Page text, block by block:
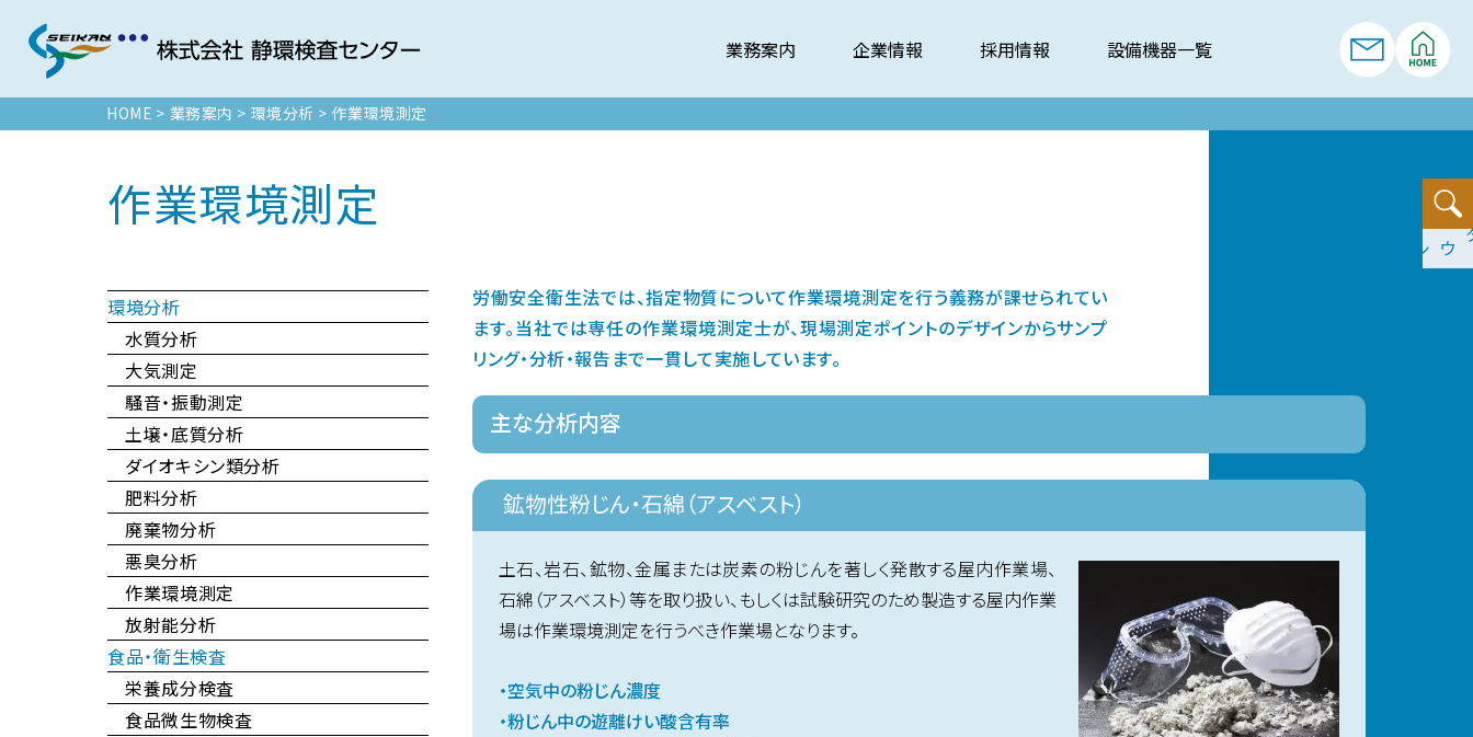
業務案内 企業情報 採用情報 設備機器一覧
HOME > 業務案内 > 環境分析 > 作業環境測定
作業環境測定
環境分析
水質分析
大気測定
騒音・振動測定
土壌・底質分析
ダイオキシン類分析
肥料分析
廃棄物分析
悪臭分析
作業環境測定
放射能分析
食品・衛生検査
栄養成分検査
食品微生物検査
労働安全衛生法では、指定物質について作業環境測定を行う義務が課せられてい
ます。当社では専任の作業環境測定士が、現場測定ポイントのデザインからサンプ
リング・分析・報告まで一貫して実施しています。
主な分析内容
鉱物性粉じん・石綿（アスベスト）
土石、岩石、鉱物、金属または炭素の粉じんを著しく発散する屋内作業場、
石綿（アスベスト）等を取り扱い、もしくは試験研究のため製造する屋内作業
場は作業環境測定を行うべき作業場となります。
・空気中の粉じん濃度
・粉じん中の遊離けい酸含有率